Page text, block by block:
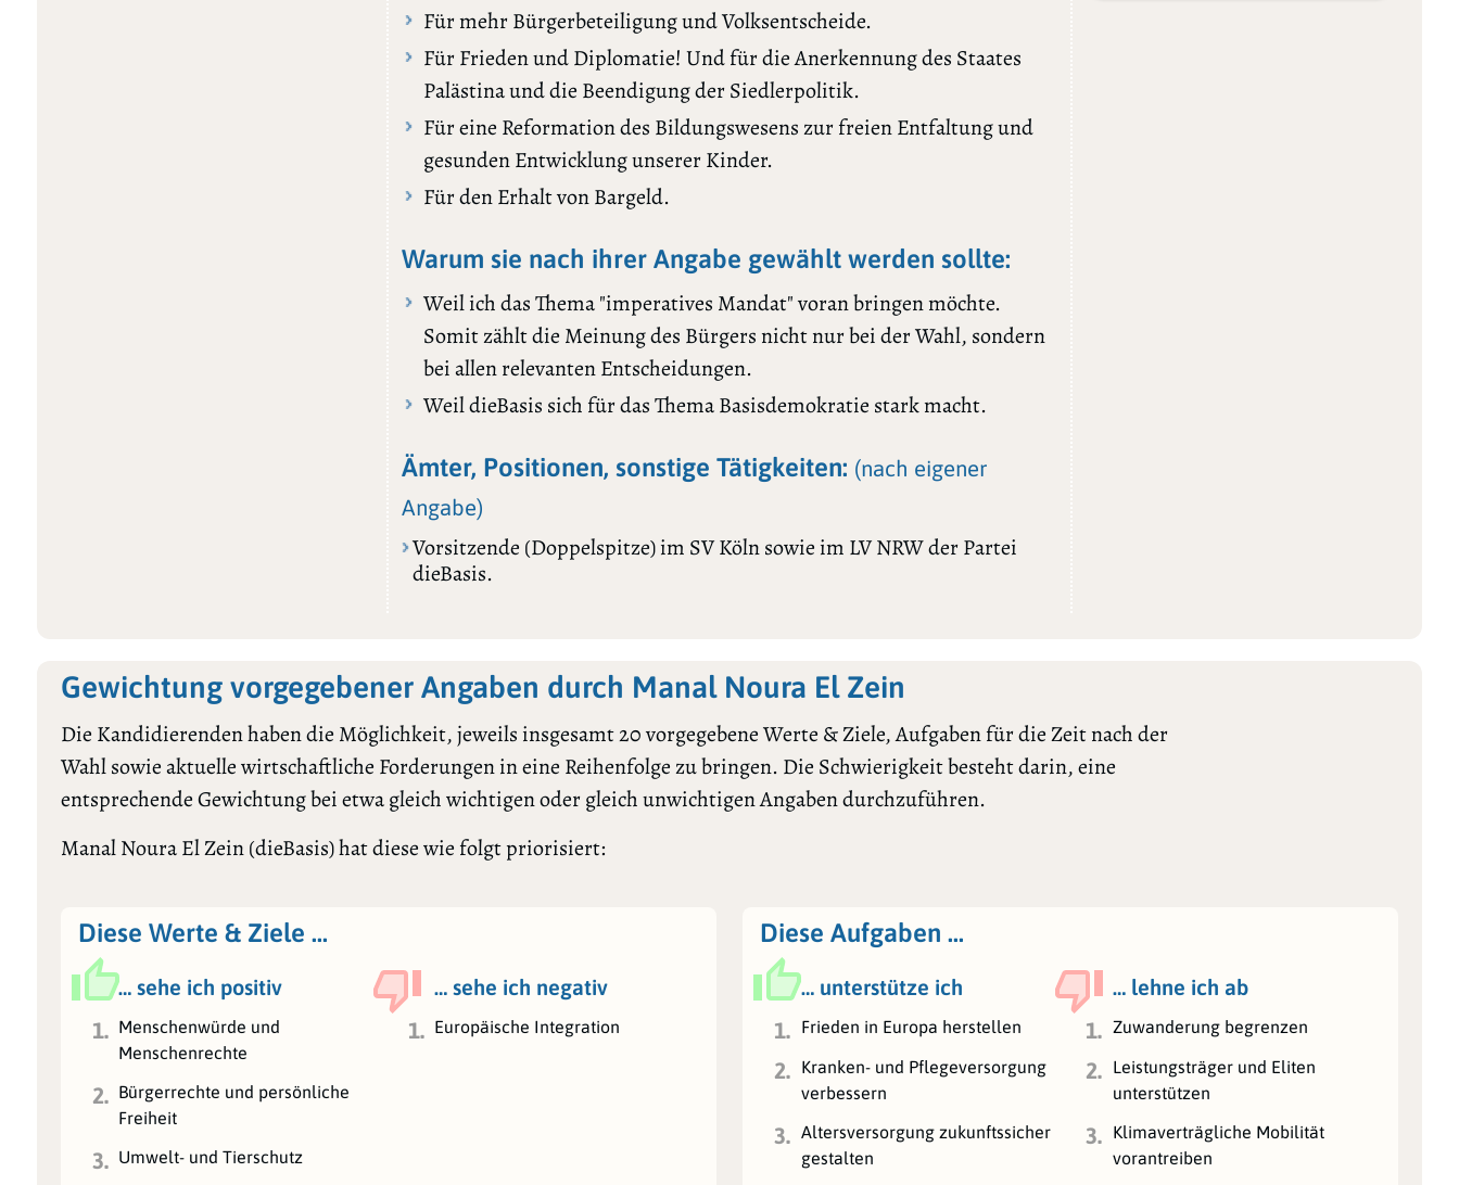
Für mehr Bürgerbeteiligung und Volksentscheide.
Für Frieden und Diplomatie! Und für die Anerkennung des Staates
Palästina und die Beendigung der Siedlerpolitik.
Für eine Reformation des Bildungswesens zur freien Entfaltung und
gesunden Entwicklung unserer Kinder.
Für den Erhalt von Bargeld.
Warum sie nach ihrer Angabe gewählt werden sollte:
Weil ich das Thema "imperatives Mandat" voran bringen möchte.
Somit zählt die Meinung des Bürgers nicht nur bei der Wahl, sondern
bei allen relevanten Entscheidungen.
Weil dieBasis sich für das Thema Basisdemokratie stark macht.
Ämter, Positionen, sonstige Tätigkeiten: (nach eigener
Angabe)
Vorsitzende (Doppelspitze) im SV Köln sowie im LV NRW der Partei
dieBasis.
Gewichtung vorgegebener Angaben durch Manal Noura El Zein
Die Kandidierenden haben die Möglichkeit, jeweils insgesamt 20 vorgegebene Werte & Ziele, Aufgaben für die Zeit nach der
Wahl sowie aktuelle wirtschaftliche Forderungen in eine Reihenfolge zu bringen. Die Schwierigkeit besteht darin, eine
entsprechende Gewichtung bei etwa gleich wichtigen oder gleich unwichtigen Angaben durchzuführen.
Manal Noura El Zein (dieBasis) hat diese wie folgt priorisiert:
Diese Werte & Ziele …
… sehe ich positiv
… sehe ich negativ
1. Menschenwürde und
Menschenrechte
1. Europäische Integration
2. Bürgerrechte und persönliche
Freiheit
3. Umwelt- und Tierschutz
Diese Aufgaben …
… unterstütze ich
… lehne ich ab
1.
Frieden in Europa herstellen 1. Zuwanderung begrenzen
2.
Kranken- und Pflegeversorgung
verbessern
2.
Leistungsträger und Eliten
unterstützen
3.
Altersversorgung zukunftssicher
gestalten
3.
Klimaverträgliche Mobilität
vorantreiben